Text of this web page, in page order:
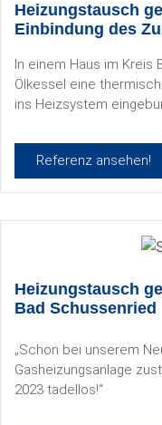
Heizungstausch
Einbindung des
In einem Haus im
Ölkessel eine
ins Heizsystem
Referenz ansehen!
Heizungstausch
Bad Schussenried
„Schon bei unserem
Gasheizungsanlage
2023 tadellos!“